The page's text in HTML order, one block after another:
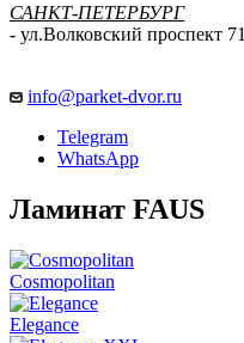
САНКТ-ПЕТЕРБУРГ
- ул.Волковский проспект
info@parket-dvor.ru
Telegram
WhatsApp
Ламинат FAUS
Cosmopolitan
Elegance